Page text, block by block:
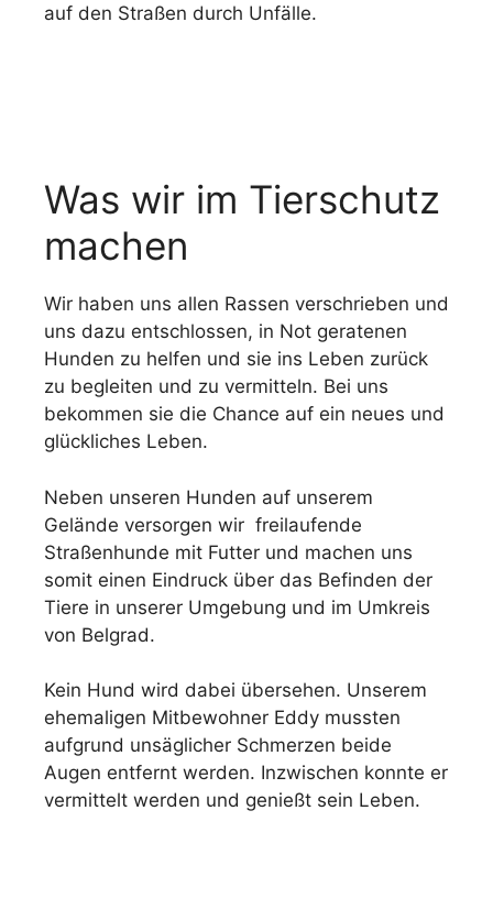
auf den Straßen durch Unfälle.
Was wir im Tierschutz
machen
Wir haben uns allen Rassen verschrieben und
uns dazu entschlossen, in Not geratenen
Hunden zu helfen und sie ins Leben zurück
zu begleiten und zu vermitteln. Bei uns
bekommen sie die Chance auf ein neues und
glückliches Leben.
Neben unseren Hunden auf unserem
Gelände versorgen wir freilaufende
Straßenhunde mit Futter und machen uns
somit einen Eindruck über das Befinden der
Tiere in unserer Umgebung und im Umkreis
von Belgrad.
Kein Hund wird dabei übersehen. Unserem
ehemaligen Mitbewohner Eddy mussten
aufgrund unsäglicher Schmerzen beide
Augen entfernt werden. Inzwischen konnte er
vermittelt werden und genießt sein Leben.